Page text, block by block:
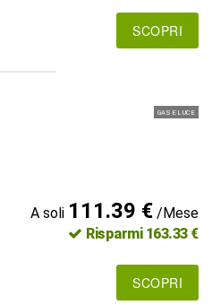
SCOPRI
GAS E LUCE
A soli 111.39 €/Mese
Risparmi 163.33 €
SCOPRI